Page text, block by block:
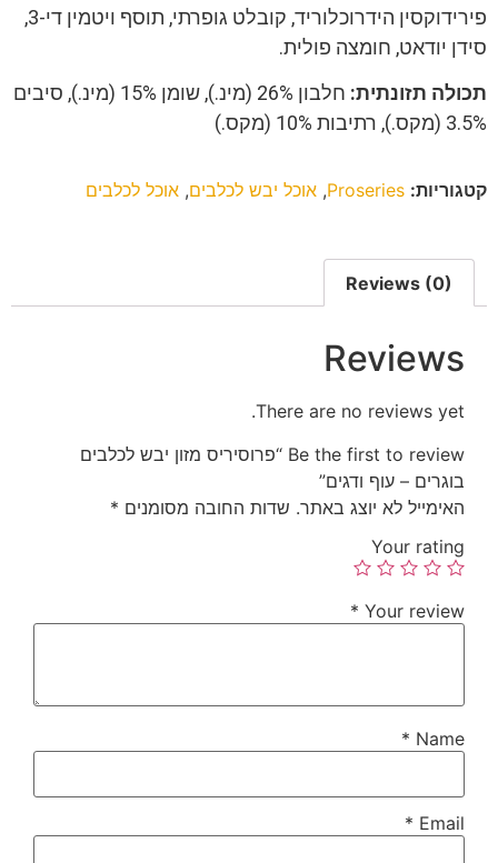
פירידוקסין הידרוכלוריד, קובלט גופרתי, תוסף ויטמין די-3,
סידן יודאט, חומצה פולית.
תכולה תזונתית:
חלבון 26% (מינ.), שומן 15% (מינ.), סיבים
3.5% (מקס.), רתיבות 10% (מקס.)
קטגוריות: Proseries
, אוכל יבש לכלבים, אוכל לכלבים
Reviews (0)
Reviews
There are no reviews yet.
Be the first to review “פרוסיריס מזון יבש לכלבים
בוגרים – עוף ודגים”
האימייל לא יוצג באתר. שדות החובה מסומנים *
Your rating
Your review
*
Name
*
Email
*